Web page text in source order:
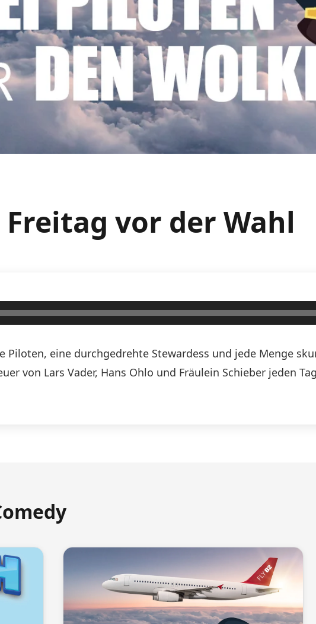
vor der Wahl
Piloten, eine durchgedrehte Stewardess und jede Menge
von Lars Vader, Hans Ohlo und Fräulein Schieber jeden